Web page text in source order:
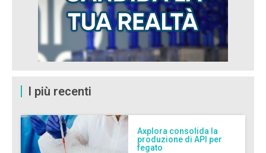
I più recenti
Axplora consolida la
produzione di API per
fegato